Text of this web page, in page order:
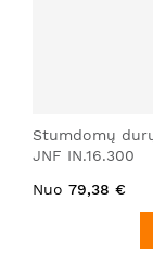
Stumdomų
JNF IN.16.300
Nuo 79,38 €